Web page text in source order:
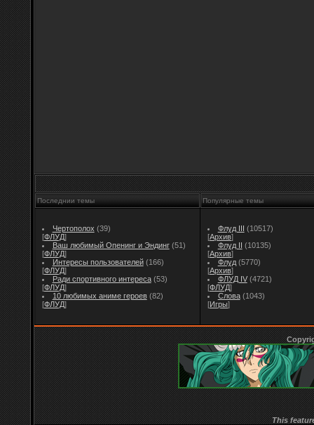
Последнии темы Популярные темы
Чертополох (39)
[ФЛУД]
Ваш любимый Опенинг и Эндинг (51)
[ФЛУД]
Интересы пользователей (166)
[ФЛУД]
Ради спортивного интереса (53)
[ФЛУД]
10 любимых аниме героев (82)
[ФЛУД]
Флуд III (10517)
[Архив]
Флуд II (10135)
[Архив]
Флуд (5770)
[Архив]
ФЛУД IV (4721)
[ФЛУД]
Слова (1043)
[Игры]
This